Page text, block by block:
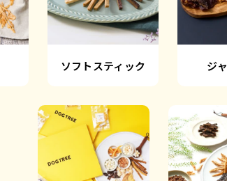
ソフトスティック ジ